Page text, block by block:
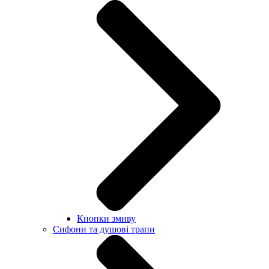
Кнопки змиву
Сифони та душові трапи